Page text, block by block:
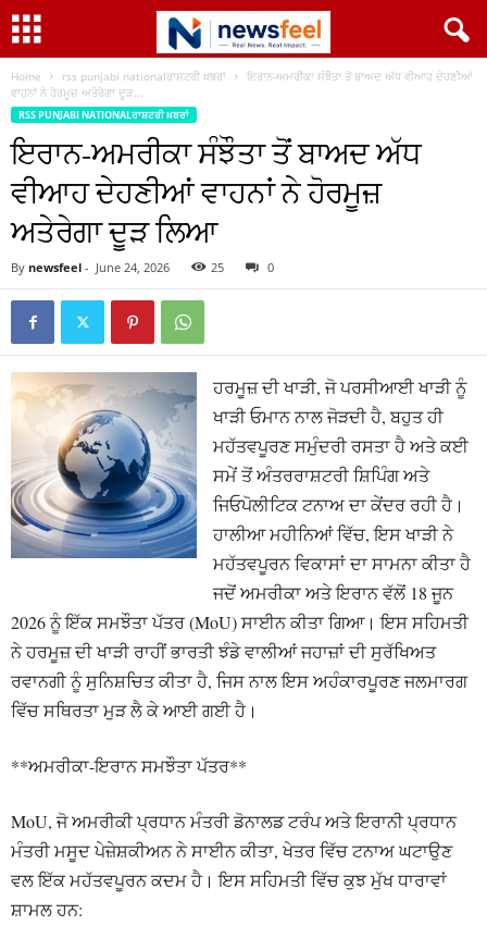
Home rss punjabi nationalਰਾਸ਼ਟਰੀ ਖ਼ਬਰਾਂ
ਇਰਾਨ-ਅਮਰੀਕਾ ਸੰਝੌਤਾ ਤੋਂ ਬਾਅਦ ਅੱਧ ਵੀਆਹ ਦੇਹਣੀਆਂ
ਵਾਹਨਾਂ ਨੇ ਹੋਰਮੂਜ਼ ਅਤੇਰੇਗਾ ਦੂੜ...
RSS PUNJABI NATIONALਰਾਸ਼ਟਰੀ ਖ਼ਬਰਾਂ
ਇਰਾਨ-ਅਮਰੀਕਾ ਸੰਝੌਤਾ ਤੋਂ ਬਾਅਦ ਅੱਧ
ਵੀਆਹ ਦੇਹਣੀਆਂ ਵਾਹਨਾਂ ਨੇ ਹੋਰਮੂਜ਼
ਅਤੇਰੇਗਾ ਦੂੜ ਲਿਆ
By newsfeel - June 24, 2026 25 0
ਹਰਮੂਜ਼ ਦੀ ਖਾੜੀ, ਜੋ ਪਰਸੀਆਈ ਖਾੜੀ ਨੂੰ
ਖਾੜੀ ਓਮਾਨ ਨਾਲ ਜੋੜਦੀ ਹੈ, ਬਹੁਤ ਹੀ
ਮਹੱਤਵਪੂਰਣ ਸਮੁੰਦਰੀ ਰਸਤਾ ਹੈ ਅਤੇ ਕਈ
ਸਮੇਂ ਤੋਂ ਅੰਤਰਰਾਸ਼ਟਰੀ ਸ਼ਿਪਿੰਗ ਅਤੇ
ਜਿਓਪੋਲੀਟਿਕ ਟਨਾਅ ਦਾ ਕੇਂਦਰ ਰਹੀ ਹੈ।
ਹਾਲੀਆ ਮਹੀਨਿਆਂ ਵਿੱਚ, ਇਸ ਖਾੜੀ ਨੇ
ਮਹੱਤਵਪੂਰਨ ਵਿਕਾਸਾਂ ਦਾ ਸਾਮਨਾ ਕੀਤਾ ਹੈ
ਜਦੋਂ ਅਮਰੀਕਾ ਅਤੇ ਇਰਾਨ ਵੱਲੋਂ 18 ਜੂਨ
2026 ਨੂੰ ਇੱਕ ਸਮਝੌਤਾ ਪੱਤਰ (MoU) ਸਾਈਨ ਕੀਤਾ ਗਿਆ। ਇਸ ਸਹਿਮਤੀ
ਨੇ ਹਰਮੂਜ਼ ਦੀ ਖਾੜੀ ਰਾਹੀਂ ਭਾਰਤੀ ਝੰਡੇ ਵਾਲੀਆਂ ਜਹਾਜ਼ਾਂ ਦੀ ਸੁਰੱਖਿਅਤ
ਰਵਾਨਗੀ ਨੂੰ ਸੁਨਿਸ਼ਚਿਤ ਕੀਤਾ ਹੈ, ਜਿਸ ਨਾਲ ਇਸ ਅਹੰਕਾਰਪੂਰਣ ਜਲਮਾਰਗ
ਵਿੱਚ ਸਥਿਰਤਾ ਮੁੜ ਲੈ ਕੇ ਆਈ ਗਈ ਹੈ।
**ਅਮਰੀਕਾ-ਇਰਾਨ ਸਮਝੌਤਾ ਪੱਤਰ**
MoU, ਜੋ ਅਮਰੀਕੀ ਪ੍ਰਧਾਨ ਮੰਤਰੀ ਡੋਨਾਲਡ ਟਰੰਪ ਅਤੇ ਇਰਾਨੀ ਪ੍ਰਧਾਨ
ਮੰਤਰੀ ਮਸੂਦ ਪੇਜ਼ੇਸ਼ਕੀਅਨ ਨੇ ਸਾਈਨ ਕੀਤਾ, ਖੇਤਰ ਵਿੱਚ ਟਨਾਅ ਘਟਾਉਣ
ਵਲ ਇੱਕ ਮਹੱਤਵਪੂਰਨ ਕਦਮ ਹੈ। ਇਸ ਸਹਿਮਤੀ ਵਿੱਚ ਕੁਝ ਮੁੱਖ ਧਾਰਾਵਾਂ
ਸ਼ਾਮਲ ਹਨ: